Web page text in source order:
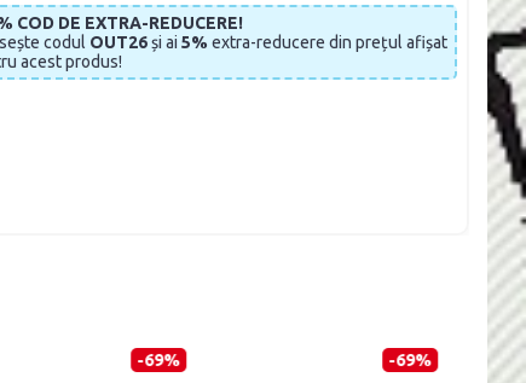
COD DE EXTRA-REDUCERE!
codul OUT26și ai 5% extra-reducere din prețul afișat
acest produs!
-69% -69%